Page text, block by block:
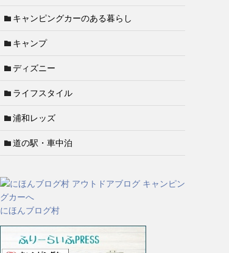
キャンピングカーのある暮らし
キャンプ
ディズニー
ライフスタイル
浦和レッズ
道の駅・車中泊
にほんブログ村